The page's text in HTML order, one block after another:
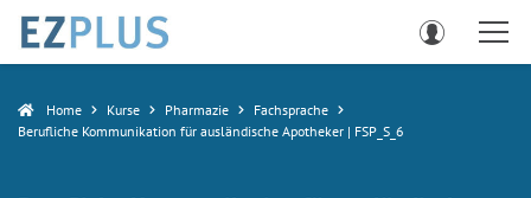
Home Kurse Pharmazie
Fachsprache
Berufliche Kommunikation für ausländische Apotheker | FSP_S_6